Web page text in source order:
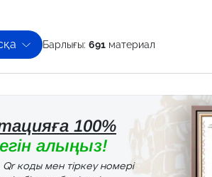
Барлығы: 691 материал
100%
алыңыз!
Qr коды мен тіркеу номері